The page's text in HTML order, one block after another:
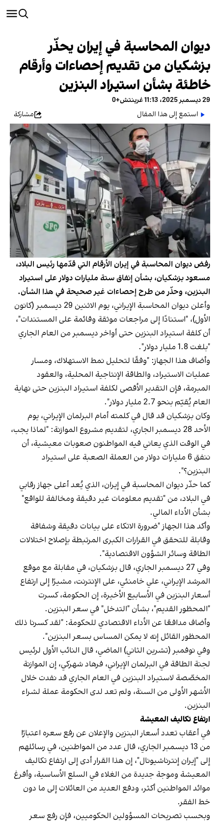
ديوان المحاسبة في إيران يحذّر
بزشكيان من تقديم إحصاءات وأرقام
خاطئة بشأن استيراد البنزين
29 ديسمبر 2025، 11:13 غرينتش+0
استمع إلى هذا المقال
مشاركة
رفض ديوان المحاسبة في إيران الأرقام التي قدّمها رئيس البلاد،
مسعود بزشكيان، بشأن إنفاق ستة مليارات دولار على استيراد
البنزين، وحذّر من طرح إحصاءات غير صحيحة في هذا الشأن.
وأعلن ديوان المحاسبة الإيراني، يوم الاثنين 29 ديسمبر (كانون
الأول)، "استنادًا إلى مراجعات موثقة وقائمة على المستندات"،
أن كلفة استيراد البنزين حتى أواخر ديسمبر من العام الجاري
"بلغت 1.8 مليار دولار".
وأضاف هذا الجهاز: "وفقًا لتحليل نمط الاستهلاك، ومسار
عمليات الاستيراد، والطاقة الإنتاجية المحلية، والعقود
المبرمة، فإن التقدير الأقصى لكلفة استيراد البنزين حتى نهاية
العام يُقيّم بنحو 2.7 مليار دولار".
وكان بزشكيان قد قال في كلمته أمام البرلمان الإيراني، يوم
الأحد 28 ديسمبر الجاري، لتقديم مشروع الموازنة: "لماذا يجب،
في الوقت الذي يعاني فيه المواطنون صعوبات معيشية، أن
ننفق 6 مليارات دولار من العملة الصعبة على استيراد
البنزين؟".
كما حذّر ديوان المحاسبة في إيران، الذي يُعد أعلى جهاز رقابي
في البلاد، من "تقديم معلومات غير دقيقة ومخالفة للواقع"
بشأن الأداء المالي.
وأكد هذا الجهاز "ضرورة الاتكاء على بيانات دقيقة وشفافة
وقابلة للتحقق في القرارات الكبرى المرتبطة بإصلاح اختلالات
الطاقة وسائر الشؤون الاقتصادية".
وفي 27 ديسمبر الجاري، قال بزشكيان، في مقابلة مع موقع
المرشد الإيراني، علي خامنئي، على الإنترنت، مشيرًا إلى ارتفاع
أسعار البنزين في الأسابيع الأخيرة، إن الحكومة، كسرت
"المحظور القديم"، بشأن "التدخل" في سعر البنزين.
وأضاف مدافعًا عن الأداء الاقتصادي للحكومة: "لقد كسرنا ذلك
المحظور القائل إنه لا يمكن المساس بسعر البنزين".
وفي نوفمبر (تشرين الثاني) الماضي، قال النائب الأول لرئيس
لجنة الطاقة في البرلمان الإيراني، فرهاد شهركي، إن الموازنة
المخصّصة لاستيراد البنزين في العام الجاري قد نفدت خلال
الأشهر الأولى من السنة، ولم تعد لدى الحكومة عملة لشراء
البنزين.
ارتفاع تكاليف المعيشة
في أعقاب تعدد أسعار البنزين والإعلان عن رفع سعره اعتبارًا
من 13 ديسمبر الجاري، قال عدد من المواطنين، في رسائلهم
إلى "إيران إنترناشيونال"، إن هذا القرار أدى إلى ارتفاع تكاليف
المعيشة وموجة جديدة من الغلاء في السلع الأساسية، وأفرغ
موائد المواطنين أكثر، ودفع العديد من العائلات إلى ما دون
خط الفقر.
وبحسب تصريحات المسؤولين الحكوميين، فإن رفع سعر